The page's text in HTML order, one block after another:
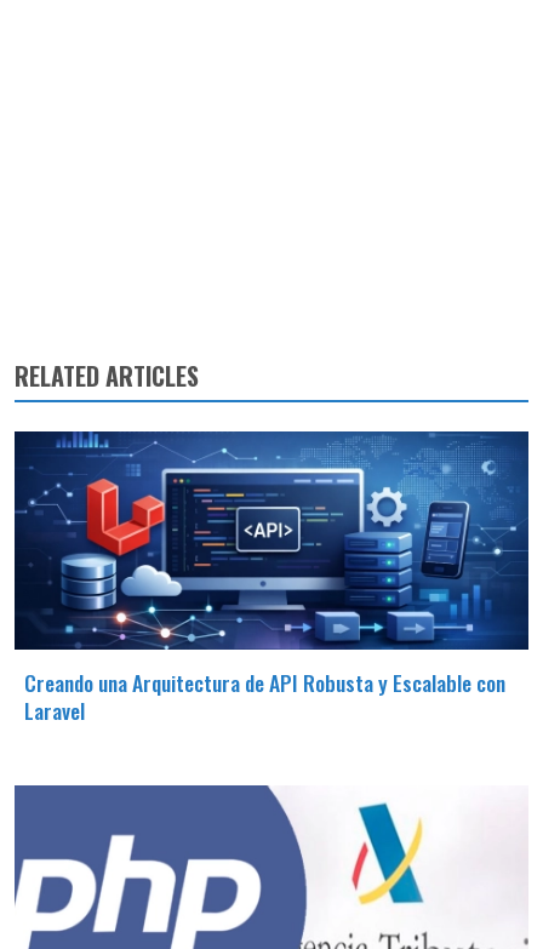
RELATED ARTICLES
Creando una Arquitectura de API Robusta y Escalable con
Laravel